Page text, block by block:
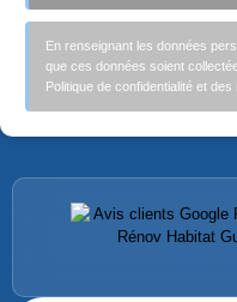
En renseignant les données
que ces données soient
Politique de confidentialité et